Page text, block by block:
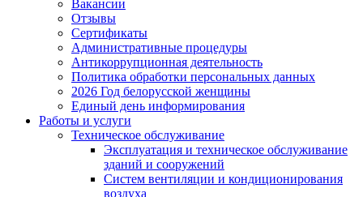
Вакансии
Отзывы
Сертификаты
Административные процедуры
Антикоррупционная деятельность
Политика обработки персональных данных
2026 Год белорусской женщины
Единый день информирования
Работы и услуги
Техническое обслуживание
Эксплуатация и техническое обслуживание
зданий и сооружений
Систем вентиляции и кондиционирования
воздуха